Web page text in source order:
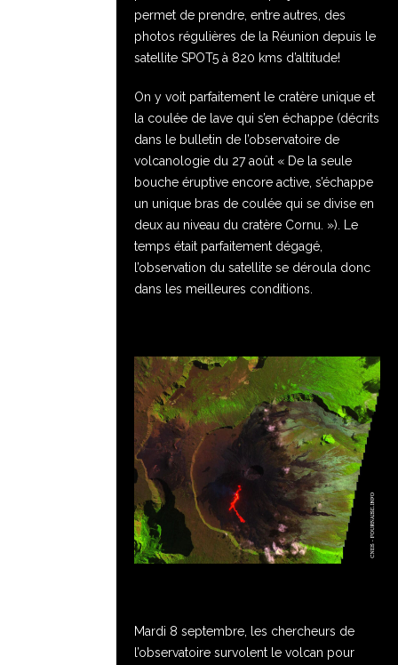
permet de prendre, entre autres, des
photos régulières de la Réunion depuis le
satellite SPOT5 à 820 kms d’altitude!
On y voit parfaitement le cratère unique et
la coulée de lave qui s’en échappe (décrits
dans le bulletin de l’observatoire de
volcanologie du 27 août « De la seule
bouche éruptive encore active, s’échappe
un unique bras de coulée qui se divise en
deux au niveau du cratère Cornu. »). Le
temps était parfaitement dégagé,
l’observation du satellite se déroula donc
dans les meilleures conditions.
Mardi 8 septembre, les chercheurs de
l’observatoire survolent le volcan pour